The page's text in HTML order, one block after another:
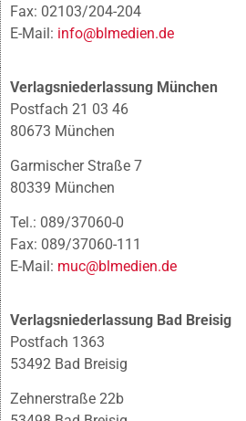
Fax: 02103/204-204
E-Mail: info@blmedien.de
Verlagsniederlassung München
Postfach 21 03 46
80673 München
Garmischer Straße 7
80339 München
Tel.: 089/37060-0
Fax: 089/37060-111
E-Mail: muc@blmedien.de
Verlagsniederlassung Bad Breisig
Postfach 1363
53492 Bad Breisig
Zehnerstraße 22b